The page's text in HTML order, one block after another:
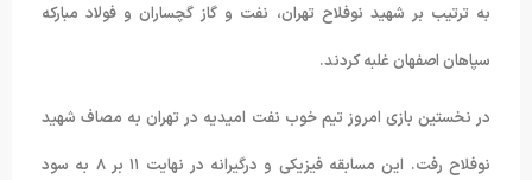
به ترتیب بر شهید نوفلاح تهران، نفت و گاز گچساران و فولاد مبارکه
سپاهان اصفهان غلبه کردند.
در نخستین بازی امروز تیم خوب نفت امیدیه در تهران به مصاف شهید
نوفلاح رفت. این مسابقه فیزیکی و درگیرانه در نهایت ۱۱ بر ۸ به سود